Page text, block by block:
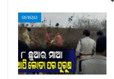
ସମାଚାର